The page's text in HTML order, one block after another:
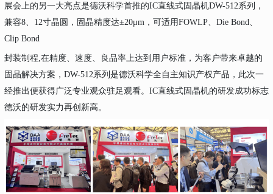
展会上的另一大亮点是德沃科学首推的IC直线式固晶机DW-512系列，
兼容8、12寸晶圆，固晶精度达±20μm，可适用FOWLP、Die Bond、
Clip Bond
封装制程,在精度、速度、良品率上达到用户标准，为客户带来卓越的
固晶解决方案，DW-512系列是德沃科学全自主知识产权产品，此次一
经推出便获得广泛专业观众驻足观看。IC直线式固晶机的研发成功标志
德沃的研发实力再创新高。